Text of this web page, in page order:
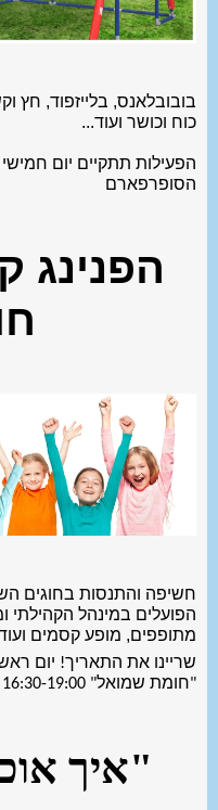
בובובלאנס, בלייזפוד, חץ
כוח וכושר ועוד...
הסופרפארם
הפנינג
חשיפה והתנסות בחוגים
הפועלים במינהל הקהילתי
מתופפים, מופע קסמים
"חומת שמואל" 16:30-19:00
"איך